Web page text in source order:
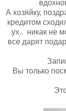
А хозяйку,
кредитом
ух.. никак не
все дарят
Вы только